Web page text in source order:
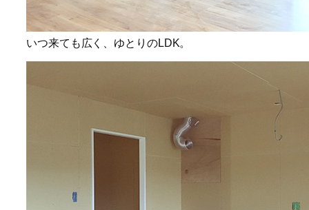
いつ来ても広く、ゆとりのLDK。